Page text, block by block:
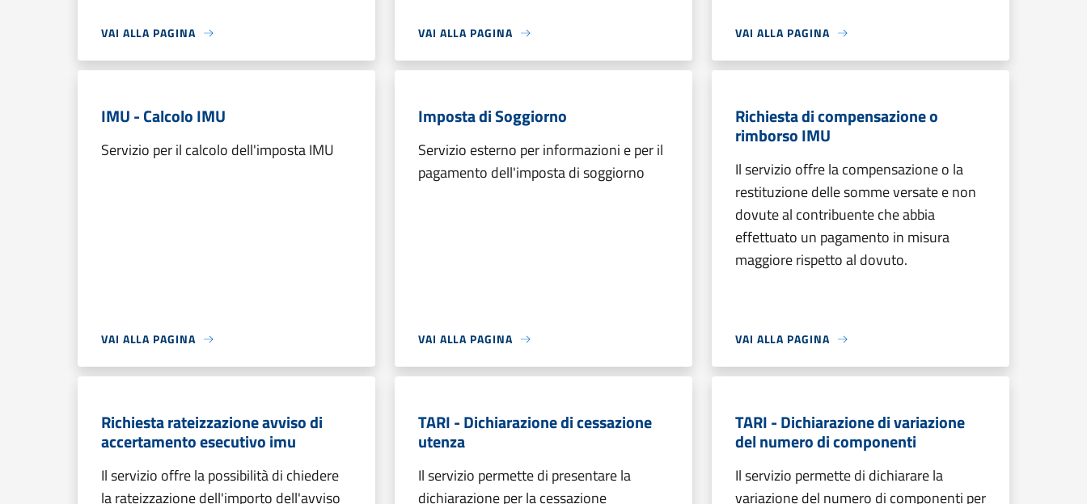
VAI ALLA PAGINA VAI ALLA PAGINA VAI ALLA PAGINA
IMU - Calcolo IMU
Servizio per il calcolo dell'imposta IMU
VAI ALLA PAGINA
Imposta di Soggiorno
Servizio esterno per informazioni e per il
pagamento dell'imposta di soggiorno
VAI ALLA PAGINA
Richiesta di compensazione o
rimborso IMU
Il servizio offre la compensazione o la
restituzione delle somme versate e non
dovute al contribuente che abbia
effettuato un pagamento in misura
maggiore rispetto al dovuto.
VAI ALLA PAGINA
Richiesta rateizzazione avviso di
accertamento esecutivo imu
Il servizio offre la possibilità di chiedere
la rateizzazione dell'importo dell'avviso
TARI - Dichiarazione di cessazione
utenza
Il servizio permette di presentare la
dichiarazione per la cessazione
TARI - Dichiarazione di variazione
del numero di componenti
Il servizio permette di dichiarare la
variazione del numero di componenti per